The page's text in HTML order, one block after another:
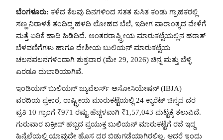
ಬೆಂಗಳೂರು: ಕಳೆದ ಕೆಲವು ದಿನಗಳಿಂದ ಸತತ ಕುಸಿತ ಕಂಡು ಗ್ರಾಹಕರಲ್ಲಿ
ಸಣ್ಣ ನಿರಾಳತೆ ತಂದಿದ್ದ ಹಳದಿ ಲೋಹದ ಬೆಲೆ, ಇದೀಗ ವಾರಾಂತ್ಯದ ವೇಳೆಗೆ
ಮತ್ತೆ ಏರಿಕೆ ಹಾದಿ ಹಿಡಿದಿದೆ. ಅಂತರರಾಷ್ಟ್ರೀಯ ಮಾರುಕಟ್ಟೆಯಲ್ಲಿನ ಹಠಾತ್
ಬೆಳವಣಿಗೆಗಳು ಹಾಗೂ ದೇಶೀಯ ಬುಲಿಯನ್ ಮಾರುಕಟ್ಟೆಯ
ಚಲನವಲನಗಳಿಂದಾಗಿ ಶುಕ್ರವಾರ (ಮೇ 29, 2026) ಚಿನ್ನ ಮತ್ತು ಬೆಳ್ಳಿ
ಎರಡೂ ದುಬಾರಿಯಾಗಿವೆ.
ಇಂಡಿಯನ್ ಬುಲಿಯನ್ ಜ್ಯುವೆಲರ್ಸ್ ಅಸೋಸಿಯೇಷನ್ (IBJA)
ವರದಿಯ ಪ್ರಕಾರ, ರಾಷ್ಟ್ರೀಯ ಮಾರುಕಟ್ಟೆಯಲ್ಲಿ 24 ಕ್ಯಾರೆಟ್ ಚಿನ್ನದ ದರ
ಪ್ರತಿ 10 ಗ್ರಾಂಗೆ ₹971 ರಷ್ಟು ಹೆಚ್ಚಳವಾಗಿ ₹1,57,043 ಮಟ್ಟಕ್ಕೆ ತಲುಪಿದೆ.
ಗುರುವಾರ ಬಕ್ರೀದ್ ಹಬ್ಬದ ಪ್ರಯುಕ್ತ ಬುಲಿಯನ್ ಮಾರುಕಟ್ಟೆಗೆ ರಜೆ ಇದ್ದ
ಹಿನ್ನೆಲೆಯಲ್ಲಿ ಯಾವುದೇ ಹೊಸ ದರ ಬಿಡುಗಡೆಯಾಗಿರಲಿಲ್ಲ. ಆದರೆ ಇಂದು